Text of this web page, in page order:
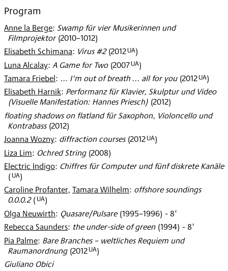
2012
Program
Anne la Berge: Swamp für vier Musikerinnen und
Filmprojektor (2010–1012)
Elisabeth Schimana: Virus #2 (2012UA)
Luna Alcalay: A Game for Two (2007UA)
Tamara Friebel: ... I'm out of breath ... all for you (2012UA)
Elisabeth Harnik: Performanz für Klavier, Skulptur und Video
(Visuelle Manifestation: Hannes Priesch) (2012)
floating shadows on flatland für Saxophon, Violoncello und
Kontrabass (2012)
Joanna Wozny: diffraction courses (2012UA)
Liza Lim: Ochred String (2008)
Electric Indigo: Chiffres für Computer und fünf diskrete Kanäle
(UA)
Caroline Profanter, Tamara Wilhelm: offshore soundings
0.0.0.2 (UA)
Olga Neuwirth: Quasare/Pulsare (1995–1996) - 8'
Rebecca Saunders: the under-side of green (1994) - 8'
Pia Palme: Bare Branches – weltliches Requiem und
Raumanordnung (2012UA)
Giuliano Obici